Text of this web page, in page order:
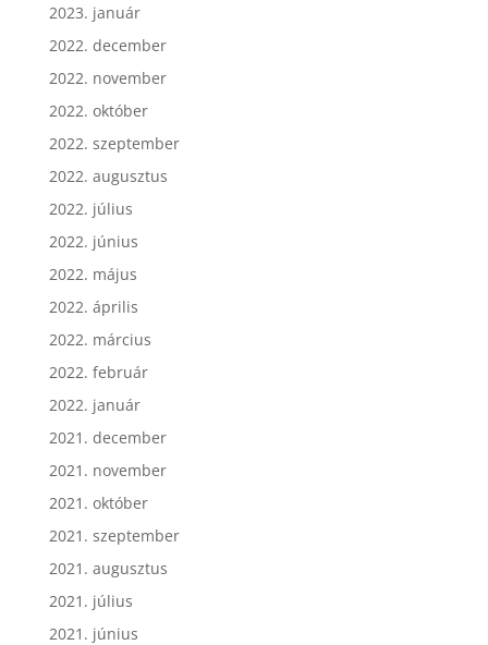
2023. január
2022. december
2022. november
2022. október
2022. szeptember
2022. augusztus
2022. július
2022. június
2022. május
2022. április
2022. március
2022. február
2022. január
2021. december
2021. november
2021. október
2021. szeptember
2021. augusztus
2021. július
2021. június